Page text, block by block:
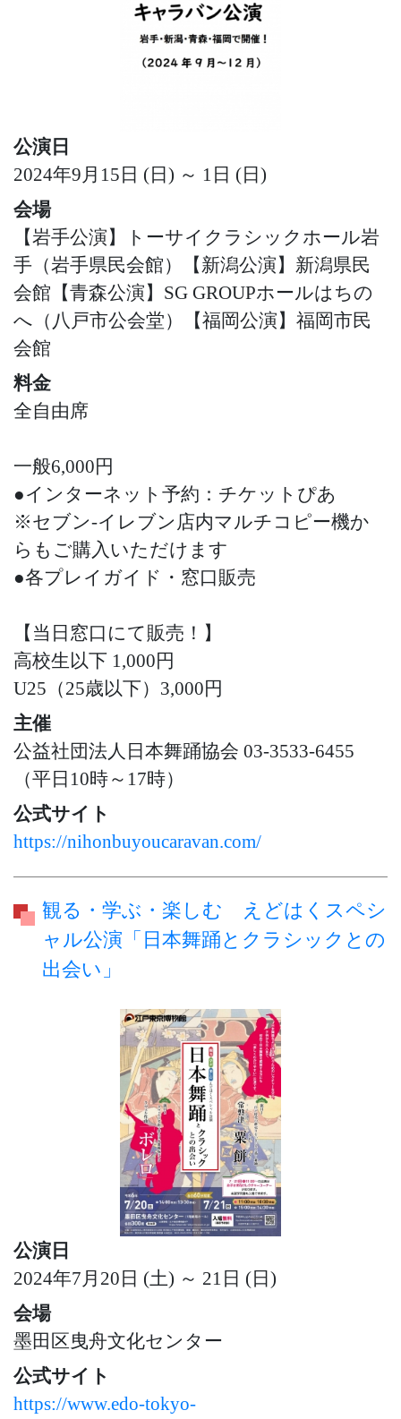
公演日
2024年9月15日 (日) ～ 1日 (日)
会場
【岩手公演】トーサイクラシックホール岩
手（岩手県民会館）【新潟公演】新潟県民
会館【青森公演】SG GROUPホールはちの
へ（八戸市公会堂）【福岡公演】福岡市民
会館
料金
全自由席
一般6,000円
●インターネット予約：チケットぴあ
※セブン-イレブン店内マルチコピー機か
らもご購入いただけます
●各プレイガイド・窓口販売
【当日窓口にて販売！】
高校生以下 1,000円
U25（25歳以下）3,000円
主催
公益社団法人日本舞踊協会 03-3533-6455
（平日10時～17時）
公式サイト
https://nihonbuyoucaravan.com/
観る・学ぶ・楽しむ えどはくスペシ
ャル公演「日本舞踊とクラシックとの
出会い」
公演日
2024年7月20日 (土) ～ 21日 (日)
会場
墨田区曳舟文化センター
公式サイト
https://www.edo-tokyo-